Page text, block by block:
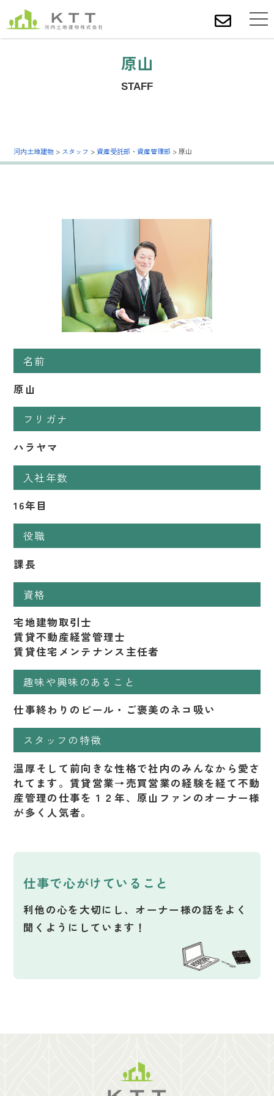
原山
STAFF
河内土地建物 > スタッフ >資産受託部・資産管理部 >原山
名前
原山
フリガナ
ハラヤマ
入社年数
16年目
役職
課長
資格
宅地建物取引士
賃貸不動産経営管理士
賃貸住宅メンテナンス主任者
趣味や興味のあること
仕事終わりのビール・ご褒美のネコ吸い
スタッフの特徴
温厚そして前向きな性格で社内のみんなから愛さ
れてます。賃貸営業→売買営業の経験を経て不動
産管理の仕事を１２年、原山ファンのオーナー様
が多く人気者。
仕事で心がけていること
利他の心を大切にし、オーナー様の話をよく
聞くようにしています！